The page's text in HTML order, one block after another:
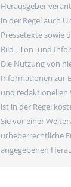
Herausgeber
in der Regel auch
Pressetexte sowie
Bild-, Ton- und
Die Nutzung von
Informationen zur
und
ist in der Regel
Sie vor einer
urheberrechtliche
angegebenen